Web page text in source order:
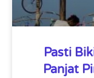
Pasti
Panjat